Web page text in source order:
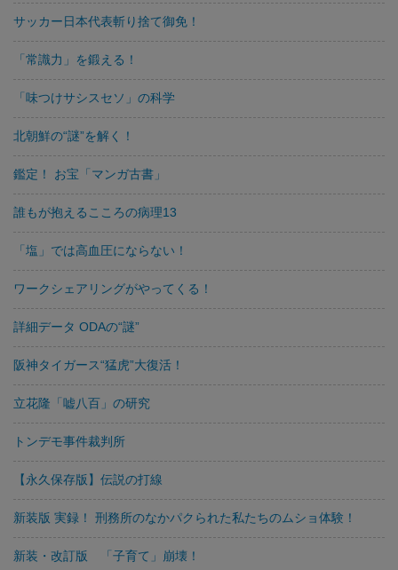
サッカー日本代表斬り捨て御免！
「常識力」を鍛える！
「味つけサシスセソ」の科学
北朝鮮の“謎”を解く！
鑑定！ お宝「マンガ古書」
誰もが抱えるこころの病理13
「塩」では高血圧にならない！
ワークシェアリングがやってくる！
詳細データ ODAの“謎”
阪神タイガース“猛虎”大復活！
立花隆「嘘八百」の研究
トンデモ事件裁判所
【永久保存版】伝説の打線
新装版 実録！ 刑務所のなかパクられた私たちのムショ体験！
新装・改訂版 「子育て」崩壊！